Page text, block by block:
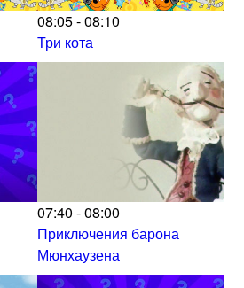
08:05 - 08:10
Три кота
07:40 - 08:00
Приключения барона
Мюнхаузена